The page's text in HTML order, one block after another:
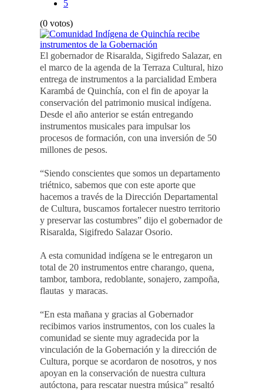
5
(0 votos)
El gobernador de Risaralda, Sigifredo Salazar, en
el marco de la agenda de la Terraza Cultural, hizo
entrega de instrumentos a la parcialidad Embera
Karambá de Quinchía, con el fin de apoyar la
conservación del patrimonio musical indígena.
Desde el año anterior se están entregando
instrumentos musicales para impulsar los
procesos de formación, con una inversión de 50
millones de pesos.
“Siendo conscientes que somos un departamento
triétnico, sabemos que con este aporte que
hacemos a través de la Dirección Departamental
de Cultura, buscamos fortalecer nuestro territorio
y preservar las costumbres” dijo el gobernador de
Risaralda, Sigifredo Salazar Osorio.
A esta comunidad indígena se le entregaron un
total de 20 instrumentos entre charango, quena,
tambor, tambora, redoblante, sonajero, zampoña,
flautas y maracas.
“En esta mañana y gracias al Gobernador
recibimos varios instrumentos, con los cuales la
comunidad se siente muy agradecida por la
vinculación de la Gobernación y la dirección de
Cultura, porque se acordaron de nosotros, y nos
apoyan en la conservación de nuestra cultura
autóctona, para rescatar nuestra música” resaltó